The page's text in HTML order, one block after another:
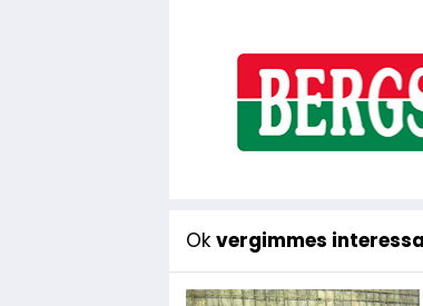
Ok vergimmes